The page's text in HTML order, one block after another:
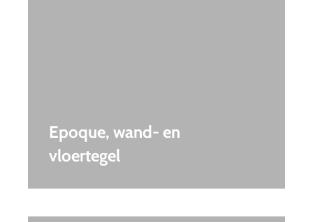
Epoque, wand- en
vloertegel